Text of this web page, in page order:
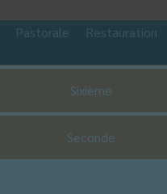
Sixième
Seconde